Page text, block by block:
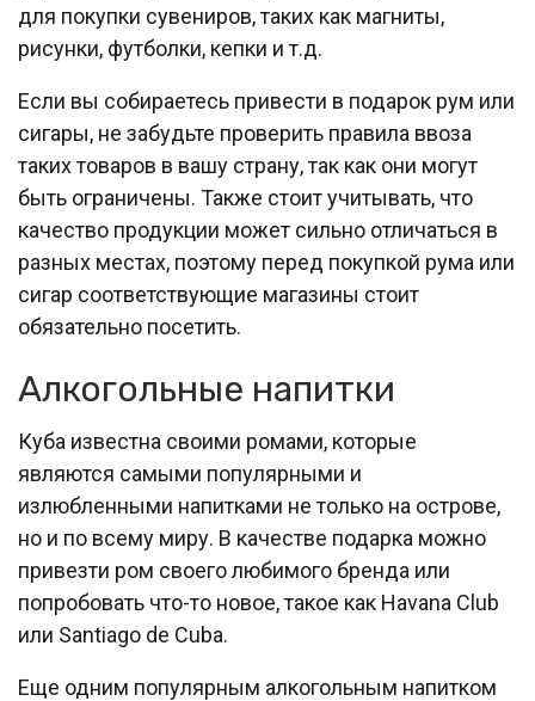
для покупки сувениров, таких как магниты,
рисунки, футболки, кепки и т.д.
Если вы собираетесь привести в подарок рум или
сигары, не забудьте проверить правила ввоза
таких товаров в вашу страну, так как они могут
быть ограничены. Также стоит учитывать, что
качество продукции может сильно отличаться в
разных местах, поэтому перед покупкой рума или
сигар соответствующие магазины стоит
обязательно посетить.
Алкогольные напитки
Куба известна своими ромами, которые
являются самыми популярными и
излюбленными напитками не только на острове,
но и по всему миру. В качестве подарка можно
привезти ром своего любимого бренда или
попробовать что-то новое, такое как Havana Club
или Santiago de Cuba.
Еще одним популярным алкогольным напитком